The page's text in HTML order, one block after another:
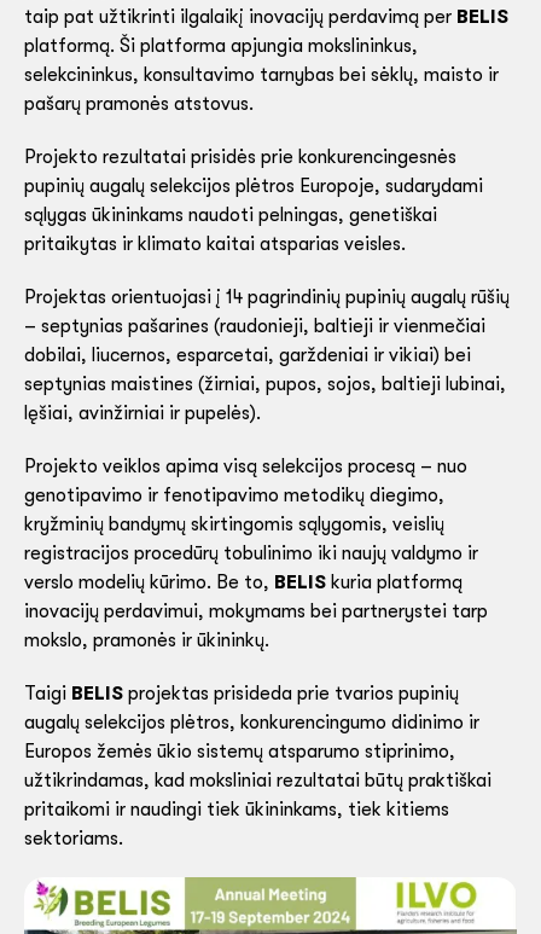
taip pat užtikrinti ilgalaikį inovacijų perdavimą per BELIS
platformą. Ši platforma apjungia mokslininkus,
selekcininkus, konsultavimo tarnybas bei sėklų, maisto ir
pašarų pramonės atstovus.
Projekto rezultatai prisidės prie konkurencingesnės
pupinių augalų selekcijos plėtros Europoje, sudarydami
sąlygas ūkininkams naudoti pelningas, genetiškai
pritaikytas ir klimato kaitai atsparias veisles.
Projektas orientuojasi į 14 pagrindinių pupinių augalų rūšių
– septynias pašarines (raudonieji, baltieji ir vienmečiai
dobilai, liucernos, esparcetai, garždeniai ir vikiai) bei
septynias maistines (žirniai, pupos, sojos, baltieji lubinai,
lęšiai, avinžirniai ir pupelės).
Projekto veiklos apima visą selekcijos procesą – nuo
genotipavimo ir fenotipavimo metodikų diegimo,
kryžminių bandymų skirtingomis sąlygomis, veislių
registracijos procedūrų tobulinimo iki naujų valdymo ir
verslo modelių kūrimo. Be to, BELIS kuria platformą
inovacijų perdavimui, mokymams bei partnerystei tarp
mokslo, pramonės ir ūkininkų.
Taigi BELIS projektas prisideda prie tvarios pupinių
augalų selekcijos plėtros, konkurencingumo didinimo ir
Europos žemės ūkio sistemų atsparumo stiprinimo,
užtikrindamas, kad moksliniai rezultatai būtų praktiškai
pritaikomi ir naudingi tiek ūkininkams, tiek kitiems
sektoriams.